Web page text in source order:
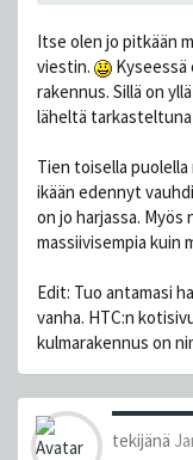
Itse olen jo pitkään
viestin.
rakennus. Sillä on
läheltä
Tien toisella
ikään edennyt
on jo harjassa.
massiivisempia kuin
Edit: Tuo antamasi
vanha. HTC:n
kulmarakennus on
tekijänä